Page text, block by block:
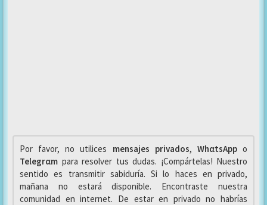
Por favor, no utilices mensajes privados, WhαtsAppo
Telegrαm para resolver tus dudas. ¡Compártelas! Nuestro
sentido es transmitir sabiduría. Si lo haces en privado,
mañana no estará disponible. Encontraste nuestra
comunidad en internet. De estar en privado no habrías